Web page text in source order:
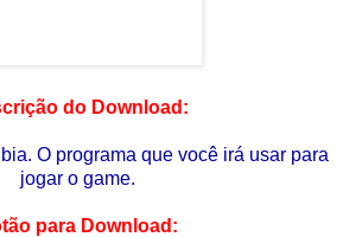
do Download:
O programa que você irá usar para
jogar o game.
para Download: